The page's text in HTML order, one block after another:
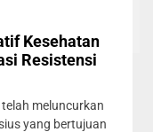
Kesehatan
Resistensi
meluncurkan
yang bertujuan